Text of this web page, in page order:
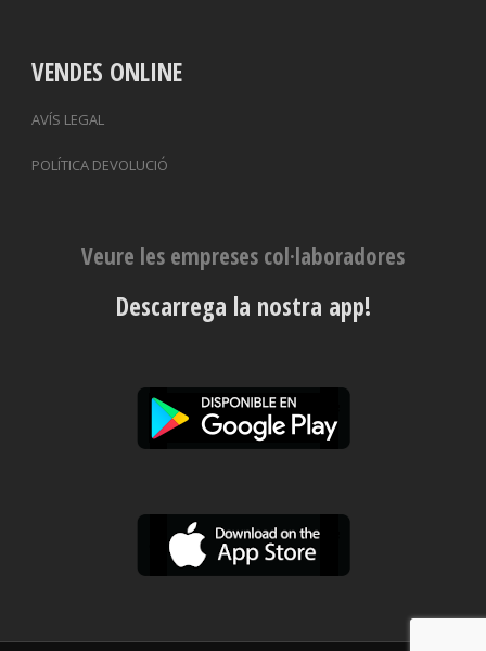
VENDES ONLINE
AVÍS LEGAL
POLÍTICA DEVOLUCIÓ
Veure les empreses col·laboradores
Descarrega la nostra app!